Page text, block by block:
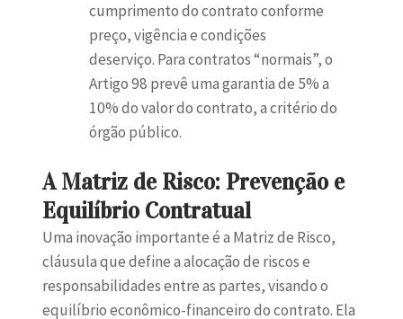
cumprimento do contrato conforme
preço, vigência e condições
deserviço. Para contratos “normais”, o
Artigo 98 prevê uma garantia de 5% a
10% do valor do contrato, a critério do
órgão público.
A Matriz de Risco: Prevenção e
Equilíbrio Contratual
Uma inovação importante é a Matriz de Risco,
cláusula que define a alocação de riscos e
responsabilidades entre as partes, visando o
equilíbrio econômico-financeiro do contrato. Ela